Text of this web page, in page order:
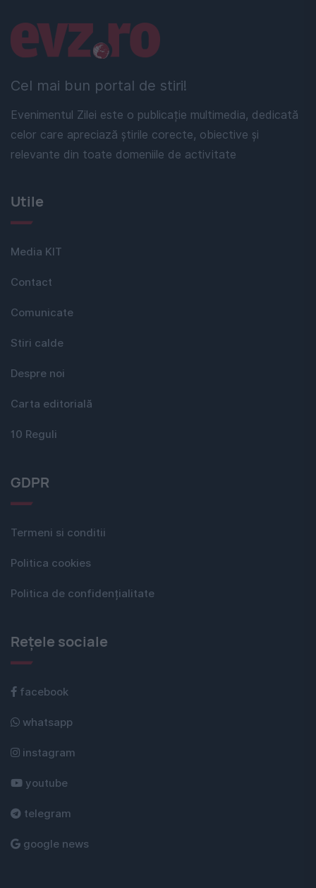
Cel mai bun portal de stiri!
Evenimentul Zilei este o publicație multimedia, dedicată
celor care apreciază știrile corecte, obiective și
relevante din toate domeniile de activitate
Linkuri utile
Utile
Media KIT
Contact
Comunicate
Stiri calde
Despre noi
Carta editorială
10 Reguli
GDPR
Termeni si conditii
Politica cookies
Politica de confidențialitate
Rețele sociale
facebook
whatsapp
instagram
youtube
telegram
google news